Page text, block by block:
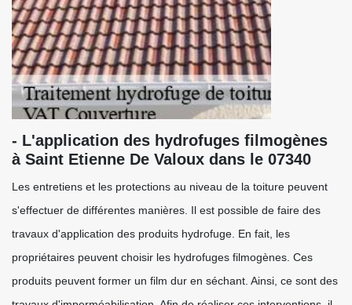
- L'application des hydrofuges filmogènes
à Saint Etienne De Valoux dans le 07340
Les entretiens et les protections au niveau de la toiture peuvent
s'effectuer de différentes manières. Il est possible de faire des
travaux d'application des produits hydrofuge. En fait, les
propriétaires peuvent choisir les hydrofuges filmogènes. Ces
produits peuvent former un film dur en séchant. Ainsi, ce sont des